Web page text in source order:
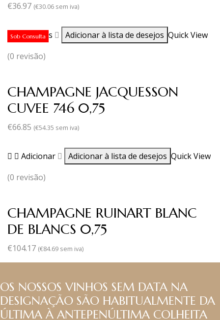
€36.97 (€30.06 sem iva)
Sob Consulta
Ler mais Adicionar à lista de desejos Quick View
(0 revisão)
CHAMPAGNE JACQUESSON
CUVEE 746 0,75
€66.85 (€54.35 sem iva)
Adicionar Adicionar à lista de desejos Quick View
(0 revisão)
CHAMPAGNE RUINART BLANC
DE BLANCS 0,75
€104.17 (€84.69 sem iva)
OS NOSSOS VINHOS SEM DATA NA
DESIGNAÇÃO SÃO HABITUALMENTE DA
ÚLTIMA À ANTEPENÚLTIMA COLHEITA